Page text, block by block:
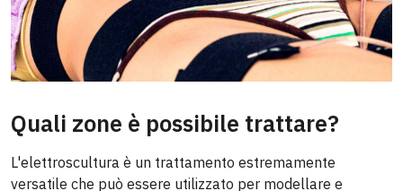
Quali zone è possibile trattare?
L'elettroscultura è un trattamento estremamente
versatile che può essere utilizzato per modellare e